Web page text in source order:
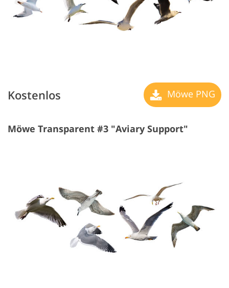
Kostenlos Möwe PNG
Möwe Transparent #3 "Aviary Support"